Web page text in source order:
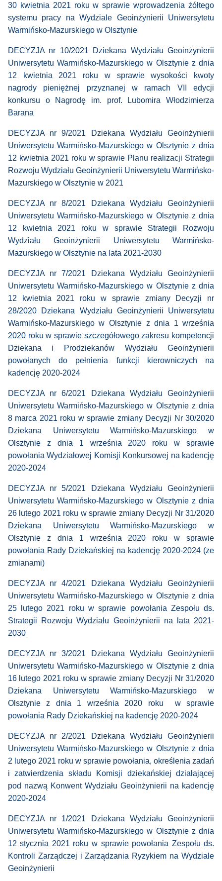
30 kwietnia 2021 roku w sprawie wprowadzenia żółtego
systemu pracy na Wydziale Geoinżynierii Uniwersytetu
Warmińsko-Mazurskiego w Olsztynie
DECYZJA nr 10/2021 Dziekana Wydziału Geoinżynierii
Uniwersytetu Warmińsko-Mazurskiego w Olsztynie z dnia
12 kwietnia 2021 roku w sprawie wysokości kwoty
nagrody pieniężnej przyznanej w ramach VII edycji
konkursu o Nagrodę im. prof. Lubomira Włodzimierza
Barana
DECYZJA nr 9/2021 Dziekana Wydziału Geoinżynierii
Uniwersytetu Warmińsko-Mazurskiego w Olsztynie z dnia
12 kwietnia 2021 roku w sprawie Planu realizacji Strategii
Rozwoju Wydziału Geoinżynierii Uniwersytetu Warmińsko-
Mazurskiego w Olsztynie w 2021
DECYZJA nr 8/2021 Dziekana Wydziału Geoinżynierii
Uniwersytetu Warmińsko-Mazurskiego w Olsztynie z dnia
12 kwietnia 2021 roku w sprawie Strategii Rozwoju
Wydziału Geoinżynierii Uniwersytetu Warmińsko-
Mazurskiego w Olsztynie na lata 2021-2030
DECYZJA nr 7/2021 Dziekana Wydziału Geoinżynierii
Uniwersytetu Warmińsko-Mazurskiego w Olsztynie z dnia
12 kwietnia 2021 roku w sprawie zmiany Decyzji nr
28/2020 Dziekana Wydziału Geoinżynierii Uniwersytetu
Warmińsko-Mazurskiego w Olsztynie z dnia 1 września
2020 roku w sprawie szczegółowego zakresu kompetencji
Dziekana i Prodziekanów Wydziału Geoinżynierii
powołanych do pełnienia funkcji kierowniczych na
kadencję 2020-2024
DECYZJA nr 6/2021 Dziekana Wydziału Geoinżynierii
Uniwersytetu Warmińsko-Mazurskiego w Olsztynie z dnia
8 marca 2021 roku w sprawie zmiany Decyzji Nr 30/2020
Dziekana Uniwersytetu Warmińsko-Mazurskiego w
Olsztynie z dnia 1 września 2020 roku w sprawie
powołania Wydziałowej Komisji Konkursowej na kadencję
2020-2024
DECYZJA nr 5/2021 Dziekana Wydziału Geoinżynierii
Uniwersytetu Warmińsko-Mazurskiego w Olsztynie z dnia
26 lutego 2021 roku w sprawie zmiany Decyzji Nr 31/2020
Dziekana Uniwersytetu Warmińsko-Mazurskiego w
Olsztynie z dnia 1 września 2020 roku w sprawie
powołania Rady Dziekańskiej na kadencję 2020-2024 (ze
zmianami)
DECYZJA nr 4/2021 Dziekana Wydziału Geoinżynierii
Uniwersytetu Warmińsko-Mazurskiego w Olsztynie z dnia
25 lutego 2021 roku w sprawie powołania Zespołu ds.
Strategii Rozwoju Wydziału Geoinżynierii na lata 2021-
2030
DECYZJA nr 3/2021 Dziekana Wydziału Geoinżynierii
Uniwersytetu Warmińsko-Mazurskiego w Olsztynie z dnia
16 lutego 2021 roku w sprawie zmiany Decyzji Nr 31/2020
Dziekana Uniwersytetu Warmińsko-Mazurskiego w
Olsztynie z dnia 1 września 2020 roku w sprawie
powołania Rady Dziekańskiej na kadencję 2020-2024
DECYZJA nr 2/2021 Dziekana Wydziału Geoinżynierii
Uniwersytetu Warmińsko-Mazurskiego w Olsztynie z dnia
2 lutego 2021 roku w sprawie powołania, określenia zadań
i zatwierdzenia składu Komisji dziekańskiej działającej
pod nazwą Konwent Wydziału Geoinżynierii na kadencję
2020-2024
DECYZJA nr 1/2021 Dziekana Wydziału Geoinżynierii
Uniwersytetu Warmińsko-Mazurskiego w Olsztynie z dnia
12 stycznia 2021 roku w sprawie powołania Zespołu ds.
Kontroli Zarządczej i Zarządzania Ryzykiem na Wydziale
Geoinżynierii